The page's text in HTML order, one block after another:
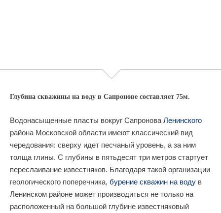
Глубина скважины на воду в Сапронове составляет 75м.
Водонасыщенные пласты вокруг Сапронова Ленинского
района Московской области имеют классический вид
чередования: сверху идет песчаный уровень, а за ним
толща глины. С глубины в пятьдесят три метров стартует
переслаивание известняков. Благодаря такой организации
геологического поперечника, бурение скважин на воду в
Ленинском районе может производиться не только на
расположенный на большой глубине известняковый